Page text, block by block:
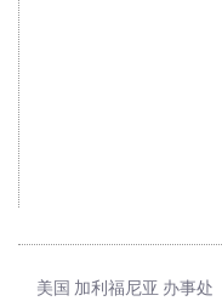
美国 加利福尼亚 办事处